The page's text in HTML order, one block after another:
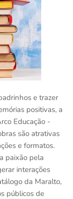
e trazer
positivas, a
Educação -
são atrativas
e formatos.
paixão pela
interações
da Maralto,
públicos de